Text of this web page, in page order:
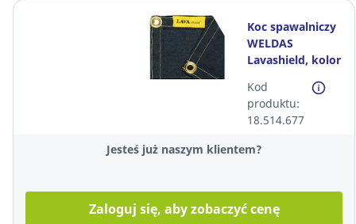
Koc spawalniczy
WELDAS
Lavashield, kolor
174x234 cm
Kod
produktu:
18.514.677
Jesteś już naszym klientem?
Zaloguj się, aby zobaczyć cenę